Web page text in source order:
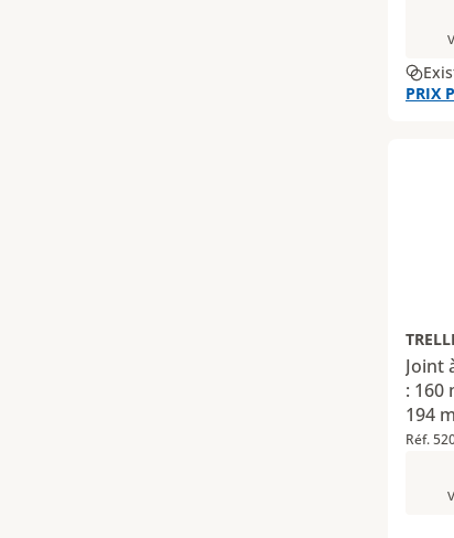
PRIX
Joint
: 160
194
Réf.